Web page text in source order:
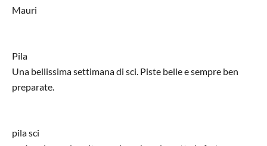
Mauri
Pila
Una bellissima settimana di sci. Piste belle e sempre ben
preparate.
pila sci